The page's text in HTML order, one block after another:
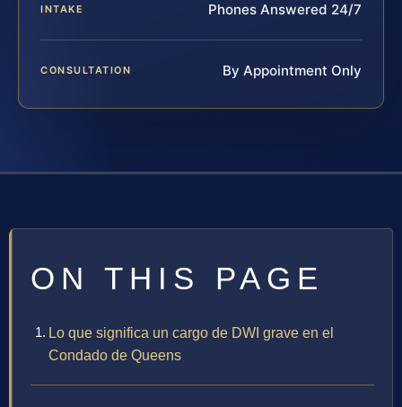
INTAKE Phones Answered 24/7
CONSULTATION By Appointment Only
ON THIS PAGE
Lo que significa un cargo de DWI grave en el
Condado de Queens